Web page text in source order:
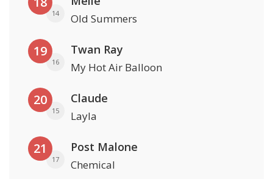
14 Old Summers
19
16
Twan Ray
My Hot Air Balloon
20
15
Claude
Layla
21
17
Post Malone
Chemical